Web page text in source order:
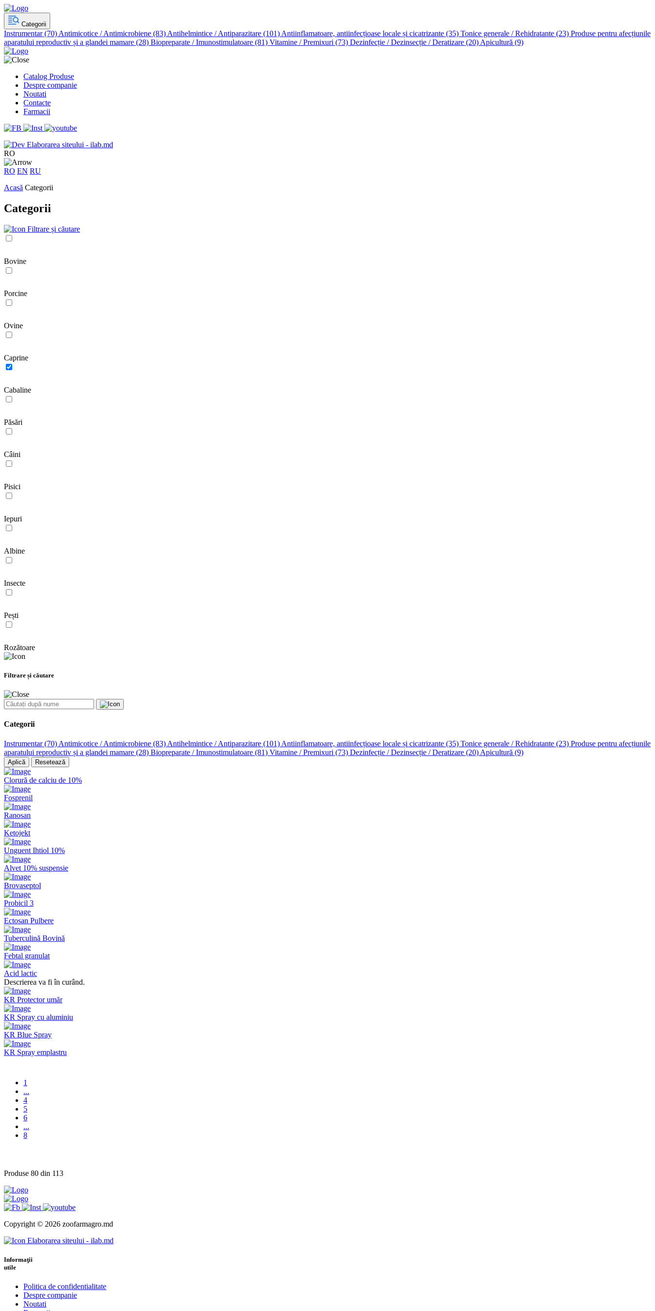
Categorii
Instrumentar (70) Antimicotice / Antimicrobiene (83) Antihelmintice / Antiparazitare (101) Antiinflamatoare, antiinfecțioase locale și cicatrizante (35) Tonice generale / Rehidratante (23) Produse pentru afecțiunile
aparatului reproductiv și a glandei mamare (28) Biopreparate / Imunostimulatoare (81) Vitamine / Premixuri (73) Dezinfecție / Dezinsecție / Deratizare (20) Apicultură (9)
Catalog Produse
Despre companie
Noutati
Contacte
Farmacii
Elaborarea siteului - ilab.md
RO
RO EN RU
Acasă Categorii
Categorii
Filtrare și căutare
Bovine
Porcine
Ovine
Caprine
Cabaline
Păsări
Câini
Pisici
Iepuri
Albine
Insecte
Pești
Rozătoare
Filtrare și căutare
Categorii
Instrumentar (70) Antimicotice / Antimicrobiene (83) Antihelmintice / Antiparazitare (101) Antiinflamatoare, antiinfecțioase locale și cicatrizante (35) Tonice generale / Rehidratante (23) Produse pentru afecțiunile
aparatului reproductiv și a glandei mamare (28) Biopreparate / Imunostimulatoare (81) Vitamine / Premixuri (73) Dezinfecție / Dezinsecție / Deratizare (20) Apicultură (9)
Aplică Resetează
Clorură de calciu de 10%
Fosprenil
Ranosan
Ketojekt
Unguent Ihtiol 10%
Alvet 10% suspensie
Brovaseptol
Probicil 3
Ectosan Pulbere
Tuberculină Bovină
Febtal granulat
Acid lactic
Descrierea va fi în curând.
KR Protector umăr
KR Spray cu aluminiu
KR Blue Spray
KR Spray emplastru
1
...
4
5
6
...
8
Produse 80 din 113
Copyright © 2026 zoofarmagro.md
Elaborarea siteului - ilab.md
Informaţii
utile
Politica de confidentialitate
Despre companie
Noutati